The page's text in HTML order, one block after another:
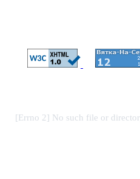
[Errno 2] No such file or